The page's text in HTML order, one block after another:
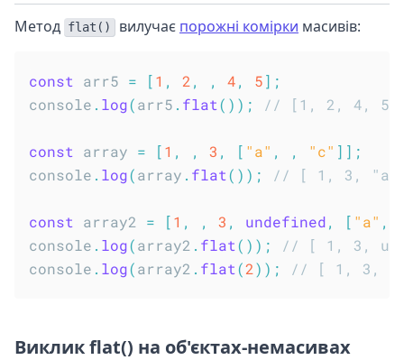
Метод flat() вилучає порожні комірки масивів:
const arr5 = [1 , 2 , , 4, 5] ;
console . log(arr5 . flat( ) ) ; // [1, 2, 4, 5]
const array = [1 , , 3 , [ "a" , , "c" ] ] ;
console . log(array . flat( ) ) ; // [ 1, 3,
const array2 = [1 , , 3 , undefined, [ "a" ,
console . log(array2 . flat( ) ) ;
// [ 1, 3,
console . log(array2 . flat(2) ) ; // [ 1, 3,
Виклик flat() на об'єктах-немасивах